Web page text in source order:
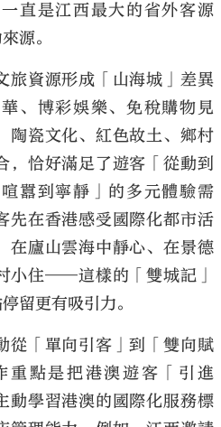
直是江西最大的省外客源
源。
旅資源形成「山海城」差異
、博彩娛樂、免稅購物見
陶瓷文化、紅色故土、鄉村
，恰好滿足了遊客「從動到
囂到寧靜」的多元體驗需
先在香港感受國際化都市活
在廬山雲海中靜心、在景德
小住——這樣的「雙城記」
留更有吸引力。
從「單向引客」到「雙向賦
重點是把港澳遊客「引進
動學習港澳的國際化服務標